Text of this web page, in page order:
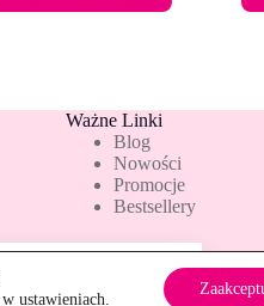
Ważne Linki
Blog
Nowości
Promocje
Bestsellery
zwroty
wustawieniach.
Dodaj do koszyka